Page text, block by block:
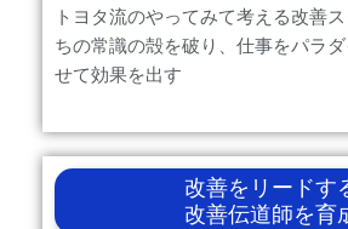
トヨタ流のやってみて考える改善
ちの常識の殻を破り、仕事をパラ
せて効果を出す
改善をリードす
改善伝道師を育